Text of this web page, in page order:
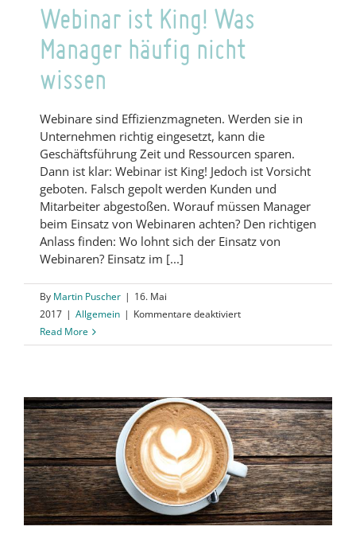
Webinar ist King! Was
Manager häufig nicht
wissen
Webinare sind Effizienzmagneten. Werden sie in
Unternehmen richtig eingesetzt, kann die
Geschäftsführung Zeit und Ressourcen sparen.
Dann ist klar: Webinar ist King! Jedoch ist Vorsicht
geboten. Falsch gepolt werden Kunden und
Mitarbeiter abgestoßen. Worauf müssen Manager
beim Einsatz von Webinaren achten? Den richtigen
Anlass finden: Wo lohnt sich der Einsatz von
Webinaren? Einsatz im [...]
By Martin Puscher | 16. Mai
2017 | Allgemein | Kommentare deaktiviertfür
ist
Manager
häufig
nicht
wissen
Read More